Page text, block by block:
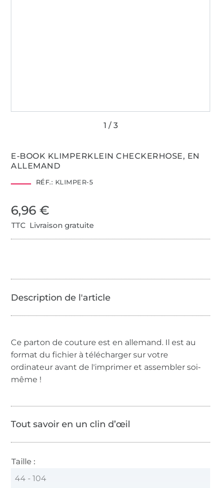
E-BOOK KLIMPERKLEIN CHECKERHOSE, EN
ALLEMAND
RÉF.: KLIMPER-5
6,96 €
TTC Livraison gratuite
Ce parton de couture est en allemand. Il est au
format du fichier à télécharger sur votre
ordinateur avant de l'imprimer et assembler soi-
même !
Tout savoir en un clin d’œil
Taille :
44 - 104